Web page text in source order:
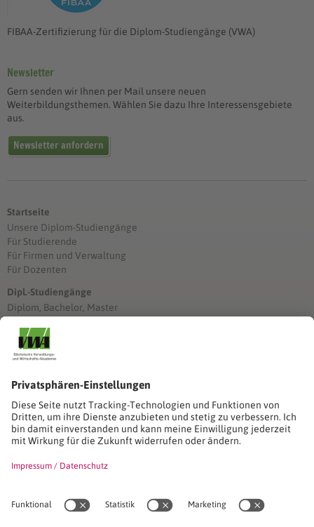
FIBAA-Zertifizierung für die Diplom-Studiengänge (VWA)
Newsletter
Gern senden wir Ihnen per Mail unsere neuen
Weiterbildungsthemen. Wählen Sie dazu Ihre Interessensgebiete
aus.
Newsletter anfordern
Startseite
Unsere Diplom-Studiengänge
Für Studierende
Für Firmen und Verwaltung
Für Dozenten
Dipl.-Studiengänge
Diplom, Bachelor, Master
Stimmen unserer Absolventinnen und Absolventen
Stimmen unserer Absolventinnen und Absolventen
Seminare
Seminardatenbank
Inhouseanfragen
Seminarreihen